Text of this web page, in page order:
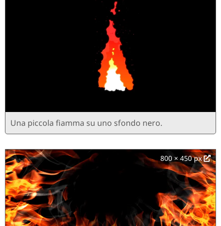
Una piccola fiamma su uno sfondo nero.
800 × 450 px